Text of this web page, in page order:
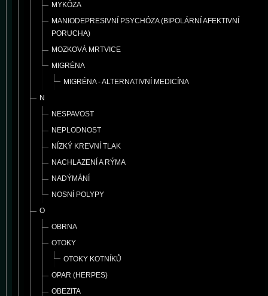
MYKÓZA
MANIODEPRESIVNÍ PSYCHÓZA (BIPOLÁRNÍ AFEKTIVNÍ
PORUCHA)
MOZKOVÁ MRTVICE
MIGRÉNA
MIGRÉNA - ALTERNATIVNÍ MEDICÍNA
N
NESPAVOST
NEPLODNOST
NÍZKÝ KREVNÍ TLAK
NACHLAZENÍ A RÝMA
NADÝMÁNÍ
NOSNÍ POLYPY
O
OBRNA
OTOKY
OTOKY KOTNÍKŮ
OPAR (HERPES)
OBEZITA